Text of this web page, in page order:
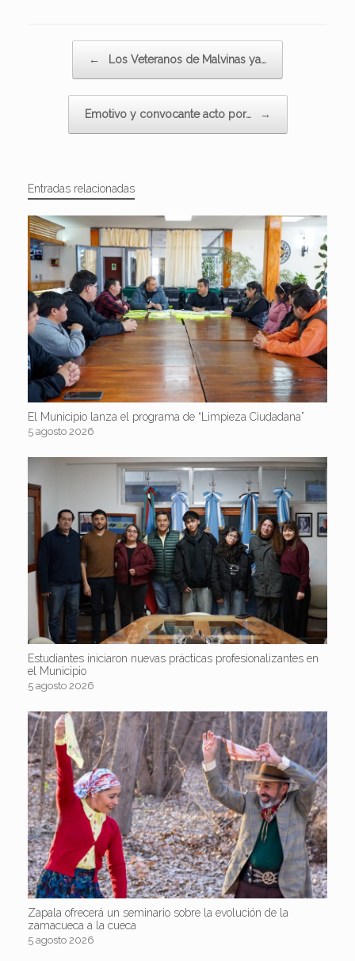
← Los Veteranos de Malvinas ya…
Emotivo y convocante acto por… →
Entradas relacionadas
El Municipio lanza el programa de “Limpieza Ciudadana”
5 agosto 2026
Estudiantes iniciaron nuevas prácticas profesionalizantes en
el Municipio
5 agosto 2026
Zapala ofrecerá un seminario sobre la evolución de la
zamacueca a la cueca
5 agosto 2026